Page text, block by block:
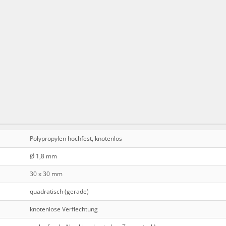
Polypropylen hochfest, knotenlos
Ø 1,8 mm
30 x 30 mm
quadratisch (gerade)
knotenlose Verflechtung